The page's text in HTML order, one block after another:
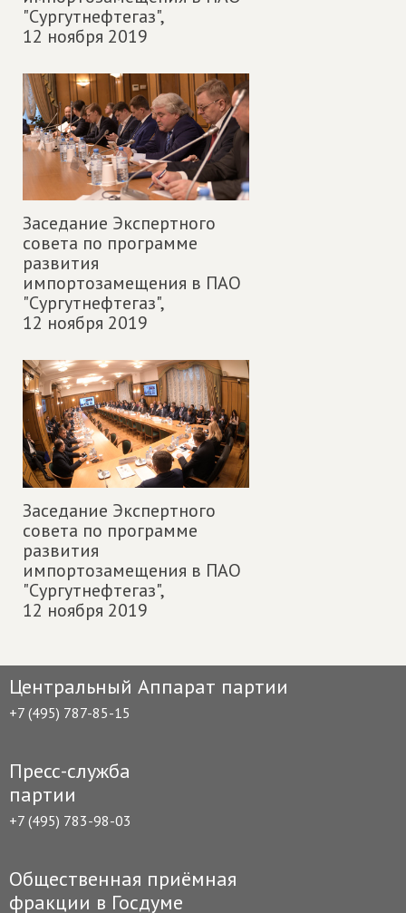
"Сургутнефтегаз",
12 ноября 2019
Заседание Экспертного
совета по программе
развития
импортозамещения в ПАО
"Сургутнефтегаз",
12 ноября 2019
Заседание Экспертного
совета по программе
развития
импортозамещения в ПАО
"Сургутнефтегаз",
12 ноября 2019
Центральный Аппарат партии
+7 (495) 787-85-15
Пресс-служба
партии
+7 (495) 783-98-03
Общественная приёмная
фракции в Госдуме